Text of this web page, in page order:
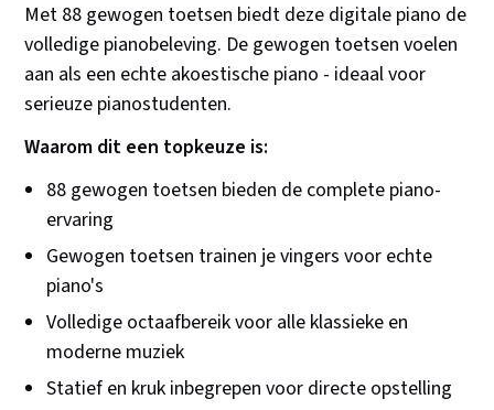
Met 88 gewogen toetsen biedt deze digitale piano de
volledige pianobeleving. De gewogen toetsen voelen
aan als een echte akoestische piano - ideaal voor
serieuze pianostudenten.
Waarom dit een topkeuze is:
88 gewogen toetsen bieden de complete piano-
ervaring
Gewogen toetsen trainen je vingers voor echte
piano's
Volledige octaafbereik voor alle klassieke en
moderne muziek
Statief en kruk inbegrepen voor directe opstelling